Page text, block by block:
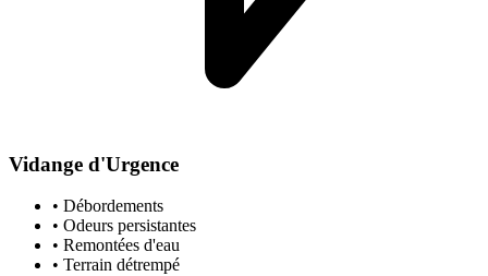
Vidange d'Urgence
• Débordements
• Odeurs persistantes
• Remontées d'eau
• Terrain détrempé